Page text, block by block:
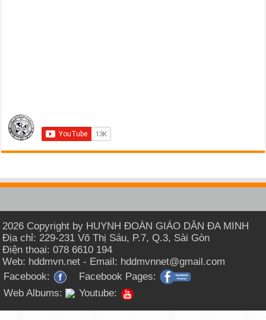
2026 Copyright by HUYNH ĐOÀN GIÁO DÂN ĐA MINH
Địa chỉ: 229-231 Võ Thị Sáu, P.7, Q.3, Sài Gòn
Điện thoại: 078 6610 194
Web: hddmvn.net - Email: hddmvnnet@gmail.com
Facebook:
Facebook Pages:
Web Albums:
Youtube: